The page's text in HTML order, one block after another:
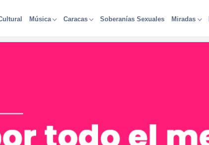
Música Caracas Soberanías Sexuales Miradas